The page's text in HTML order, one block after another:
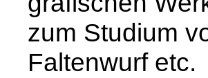
zum Studium
Faltenwurf etc.